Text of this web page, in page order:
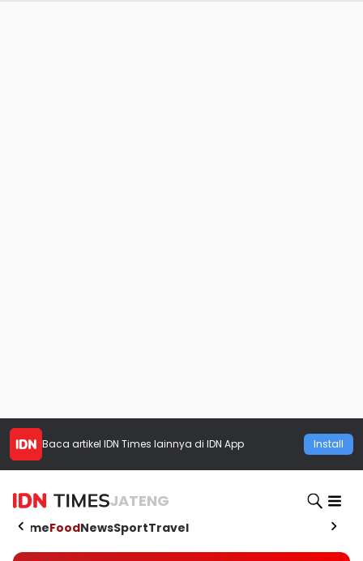
Baca artikel IDN Times lainnya di IDN App Install
JATENG
HomeFoodNewsSportTravel